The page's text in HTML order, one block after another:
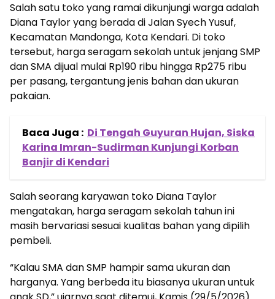
Salah satu toko yang ramai dikunjungi warga adalah
Diana Taylor yang berada di Jalan Syech Yusuf,
Kecamatan Mandonga, Kota Kendari. Di toko
tersebut, harga seragam sekolah untuk jenjang SMP
dan SMA dijual mulai Rp190 ribu hingga Rp275 ribu
per pasang, tergantung jenis bahan dan ukuran
pakaian.
Baca Juga : Di Tengah Guyuran Hujan, Siska
Karina Imran-Sudirman Kunjungi Korban
Banjir di Kendari
Salah seorang karyawan toko Diana Taylor
mengatakan, harga seragam sekolah tahun ini
masih bervariasi sesuai kualitas bahan yang dipilih
pembeli.
“Kalau SMA dan SMP hampir sama ukuran dan
harganya. Yang berbeda itu biasanya ukuran untuk